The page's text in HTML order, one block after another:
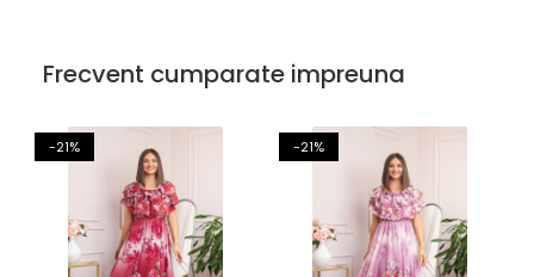
Frecvent cumparate impreuna
-21% -21%